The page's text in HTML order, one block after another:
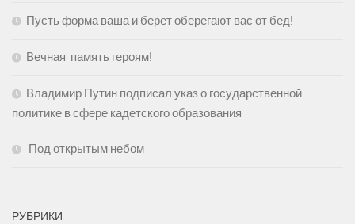
Пусть форма ваша и берет оберегают вас от бед!
Вечная память героям!
Владимир Путин подписал указ о государственной
политике в сфере кадетского образования
Под открытым небом
РУБРИКИ